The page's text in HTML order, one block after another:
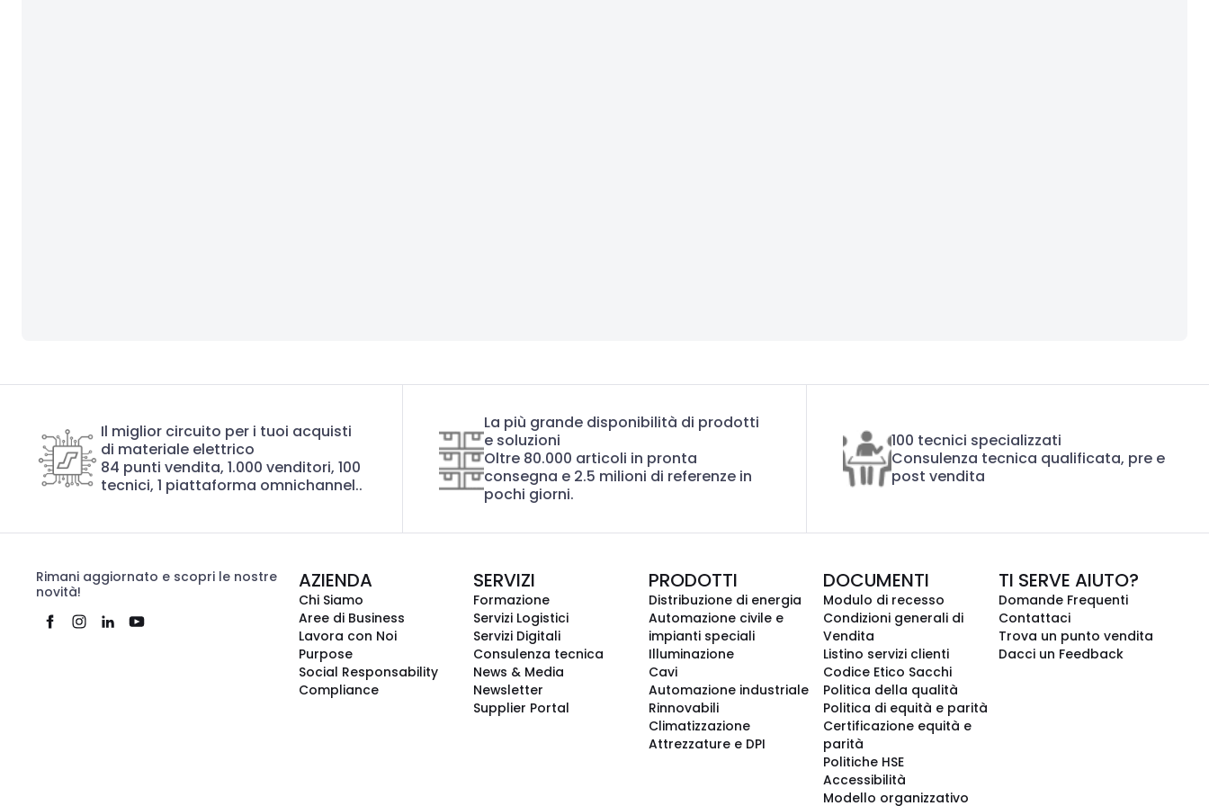
Il miglior circuito per i tuoi acquisti
di materiale elettrico
84 punti vendita, 1.000 venditori, 100
tecnici, 1 piattaforma omnichannel..
La più grande disponibilità di prodotti
e soluzioni
Oltre 80.000 articoli in pronta
consegna e 2.5 milioni di referenze in
pochi giorni.
100 tecnici specializzati
Consulenza tecnica qualificata, pre e
post vendita
Rimani aggiornato e scopri le nostre
novità!
AZIENDA
Chi Siamo
Aree di Business
Lavora con Noi
Purpose
Social Responsability
Compliance
SERVIZI
Formazione
Servizi Logistici
Servizi Digitali
Consulenza tecnica
News & Media
Newsletter
Supplier Portal
PRODOTTI
Distribuzione di energia
Automazione civile e
impianti speciali
Illuminazione
Cavi
Automazione industriale
Rinnovabili
Climatizzazione
Attrezzature e DPI
DOCUMENTI
Modulo di recesso
Condizioni generali di
Vendita
Listino servizi clienti
Codice Etico Sacchi
Politica della qualità
Politica di equità e parità
Certificazione equità e
parità
Politiche HSE
Accessibilità
Modello organizzativo
TI SERVE AIUTO?
Domande Frequenti
Contattaci
Trova un punto vendita
Dacci un Feedback